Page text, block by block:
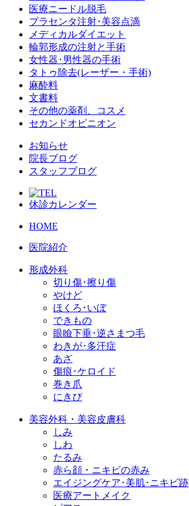
医療ニードル脱毛
プラセンタ注射･美容点滴
メディカルダイエット
輪郭形成の注射と手術
女性器･男性器の手術
タトゥ除去(レーザー・手術)
麻酔料
文書料
その他の薬剤、コスメ
セカンドオピニオン
お知らせ
院長ブログ
スタッフブログ
休診カレンダー
HOME
医院紹介
形成外科
切り傷･擦り傷
やけど
ほくろ･いぼ
できもの
眼瞼下垂･逆さまつ毛
わきが･多汗症
あざ
傷痕･ケロイド
巻き爪
にきび
美容外科・美容皮膚科
しみ
しわ
たるみ
赤ら顔・ニキビの赤み
エイジングケア･美肌･ニキビ跡
医療アートメイク